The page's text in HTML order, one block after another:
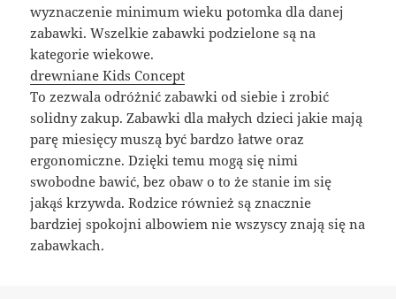
wyznaczenie minimum wieku potomka dla danej
zabawki. Wszelkie zabawki podzielone są na
kategorie wiekowe.
drewniane Kids Concept
To zezwala odróżnić zabawki od siebie i zrobić
solidny zakup. Zabawki dla małych dzieci jakie mają
parę miesięcy muszą być bardzo łatwe oraz
ergonomiczne. Dzięki temu mogą się nimi
swobodne bawić, bez obaw o to że stanie im się
jakąś krzywda. Rodzice również są znacznie
bardziej spokojni albowiem nie wszyscy znają się na
zabawkach.